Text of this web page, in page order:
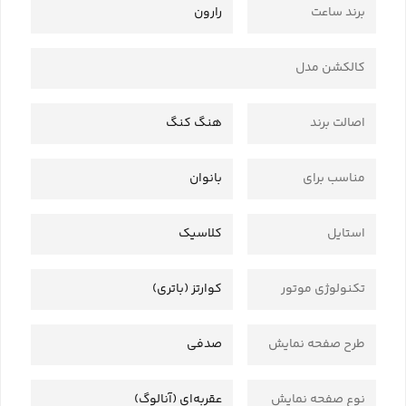
برند ساعت رارون
کالکشن مدل
اصالت برند هنگ کنگ
مناسب برای بانوان
استایل کلاسیک
تکنولوژی موتور کوارتز (باتری)
طرح صفحه نمایش صدفی
نوع صفحه نمایش عقربه‌ای (آنالوگ)